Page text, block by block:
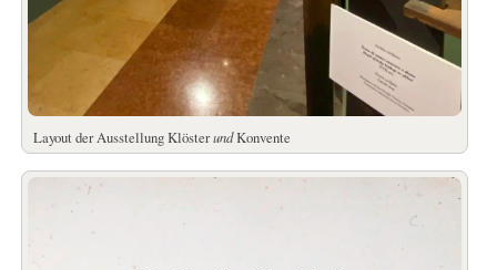
Layout der Ausstellung KlösterundKonvente